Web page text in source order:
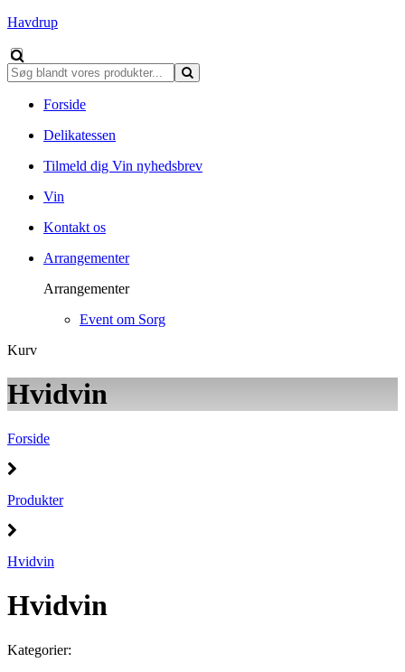
Havdrup
Forside
Delikatessen
Tilmeld dig Vin nyhedsbrev
Vin
Kontakt os
Arrangementer
Arrangementer
Event om Sorg
Kurv
Hvidvin
Forside
Produkter
Hvidvin
Hvidvin
Kategorier: